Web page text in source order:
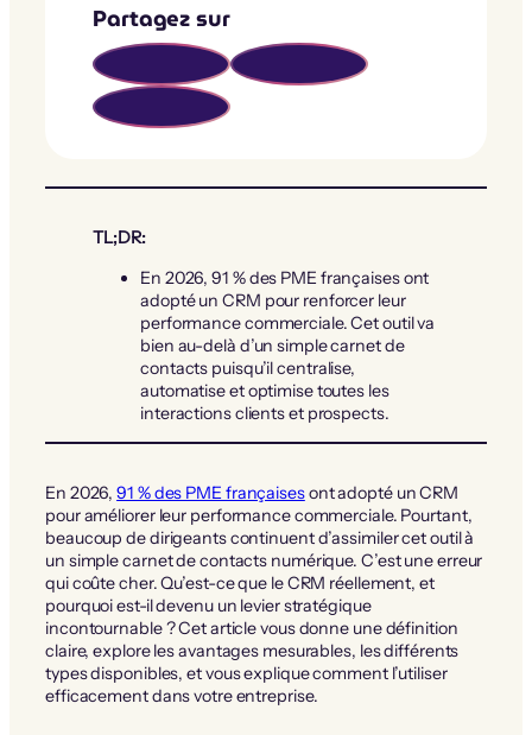
TL;DR:
En 2026, 91 % des PME françaises ont
adopté un CRM pour renforcer leur
performance commerciale. Cet outil va
bien au-delà d’un simple carnet de
contacts puisqu’il centralise,
automatise et optimise toutes les
interactions clients et prospects.
En 2026,91 % des PME françaisesont adopté un CRM
pour améliorer leur performance commerciale. Pourtant,
beaucoup de dirigeants continuent d’assimiler cet outil à
un simple carnet de contacts numérique. C’est une erreur
qui coûte cher. Qu’est-ce que le CRM réellement, et
pourquoi est-il devenu un levier stratégique
incontournable ? Cet article vous donne une définition
claire, explore les avantages mesurables, les différents
types disponibles, et vous explique comment l’utiliser
efficacement dans votre entreprise.
Partagez sur